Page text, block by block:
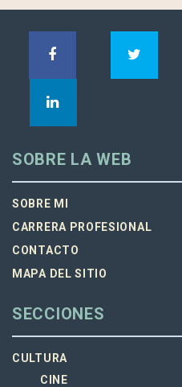
SOBRE LA WEB
SOBRE MI
CARRERA PROFESIONAL
CONTACTO
MAPA DEL SITIO
SECCIONES
CULTURA
CINE